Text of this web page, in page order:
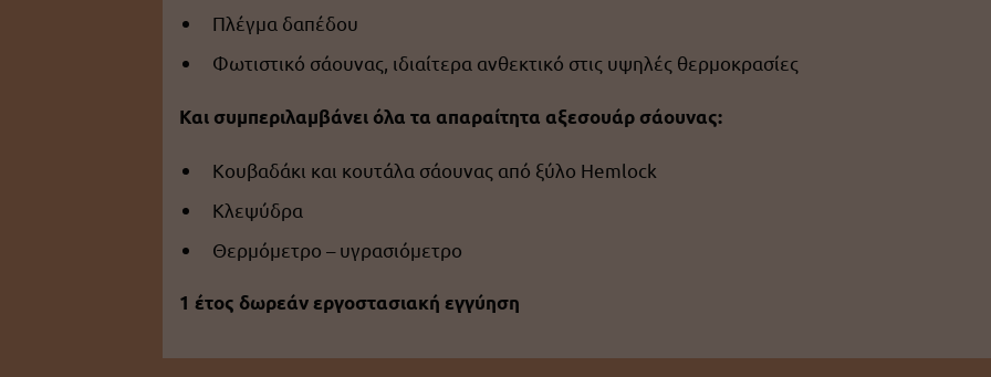
Πλέγμα δαπέδου
Φωτιστικό σάουνας, ιδιαίτερα ανθεκτικό στις υψηλές θερμοκρασίες
Και συμπεριλαμβάνει όλα τα απαραίτητα αξεσουάρ σάουνας:
Κουβαδάκι και κουτάλα σάουνας από ξύλο Hemlock
Κλεψύδρα
Θερμόμετρο – υγρασιόμετρο
1 έτος δωρεάν εργοστασιακή εγγύηση